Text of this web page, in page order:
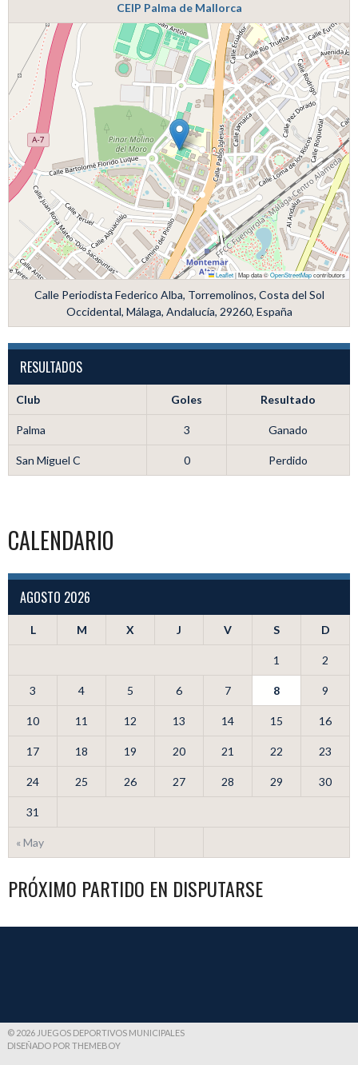
CEIP Palma de Mallorca
Leaflet|Map data ©OpenStreetMapcontributors
Calle Periodista Federico Alba, Torremolinos, Costa del Sol
Occidental, Málaga, Andalucía, 29260, España
RESULTADOS
Club Goles Resultado
Palma 3 Ganado
San Miguel C 0 Perdido
CALENDARIO
AGOSTO 2026
L M X J V S D
« May
1 2
3 4 5 6 7 8 9
10 11 12 13 14 15 16
17 18 19 20 21 22 23
24 25 26 27 28 29 30
31
PRÓXIMO PARTIDO EN DISPUTARSE
© 2026 JUEGOS DEPORTIVOS MUNICIPALES
DISEÑADO POR THEMEBOY